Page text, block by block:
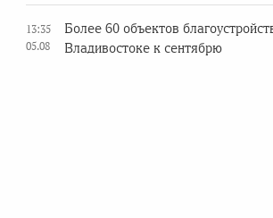
13:35
05.08
Более 60 объектов
Владивостоке к сентябрю